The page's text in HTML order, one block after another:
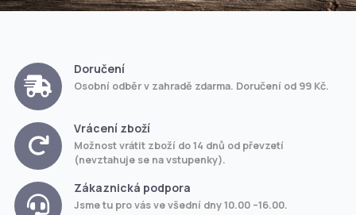
Doručení
Osobní odběr v zahradě zdarma. Doručení od 99 Kč.
Vrácení zboží
Možnost vrátit zboží do 14 dnů od převzetí
(nevztahuje se na vstupenky).
Zákaznická podpora
Jsme tu pro vás ve všední dny 10.00 –16.00.